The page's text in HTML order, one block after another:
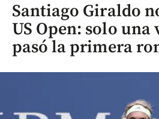
Santiago Giraldo
US Open: solo una
pasó la primera